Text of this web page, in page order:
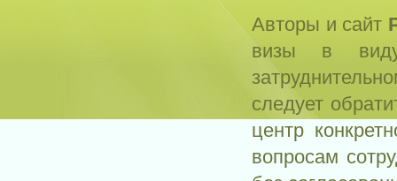
Авторы и сайт
визы в виду
следует
центр
вопросам